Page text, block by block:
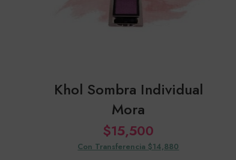
Khol Sombra Individual
Mora
$15,500
Con Transferencia $14,880